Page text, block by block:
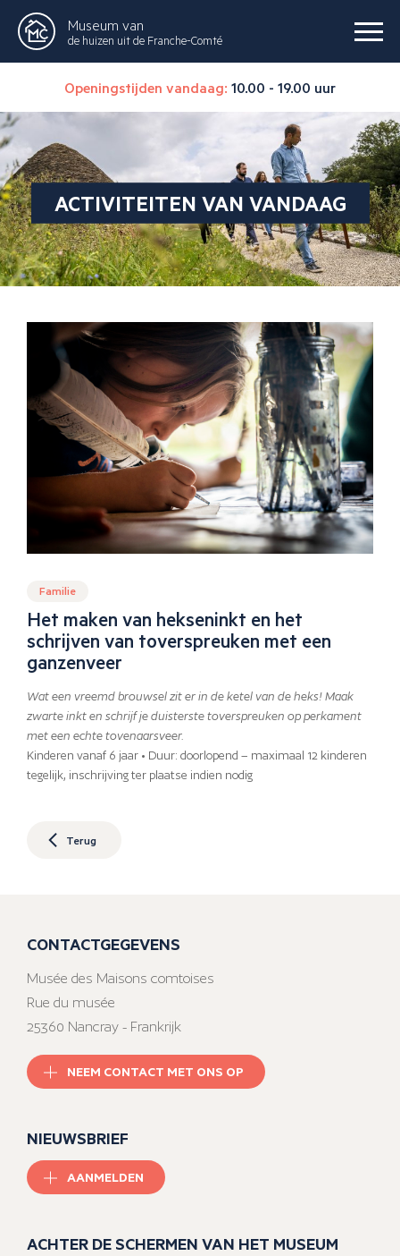
Museum van
de huizen uit de Franche-Comté
Openingstijden vandaag: 10.00 - 19.00 uur
ACTIVITEITEN VAN VANDAAG
Familie
Het maken van hekseninkt en het
schrijven van toverspreuken met een
ganzenveer
Wat een vreemd brouwsel zit er in de ketel van de heks! Maak
zwarte inkt en schrijf je duisterste toverspreuken op perkament
met een echte tovenaarsveer.
Kinderen vanaf 6 jaar • Duur: doorlopend – maximaal 12 kinderen
tegelijk, inschrijving ter plaatse indien nodig
Terug
CONTACTGEGEVENS
Musée des Maisons comtoises
Rue du musée
25360 Nancray - Frankrijk
NEEM CONTACT MET ONS OP
NIEUWSBRIEF
AANMELDEN
ACHTER DE SCHERMEN VAN HET MUSEUM